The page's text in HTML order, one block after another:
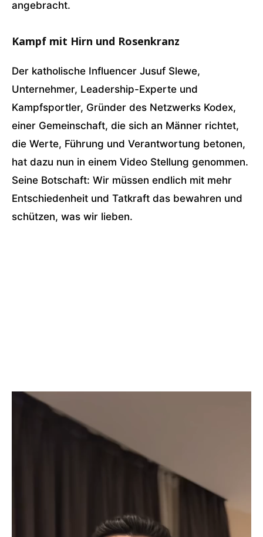
angebracht.
Kampf mit Hirn und Rosenkranz
Der katholische Influencer Jusuf Slewe,
Unternehmer, Leadership-Experte und
Kampfsportler, Gründer des Netzwerks Kodex,
einer Gemeinschaft, die sich an Männer richtet,
die Werte, Führung und Verantwortung betonen,
hat dazu nun in einem Video Stellung genommen.
Seine Botschaft: Wir müssen endlich mit mehr
Entschiedenheit und Tatkraft das bewahren und
schützen, was wir lieben.